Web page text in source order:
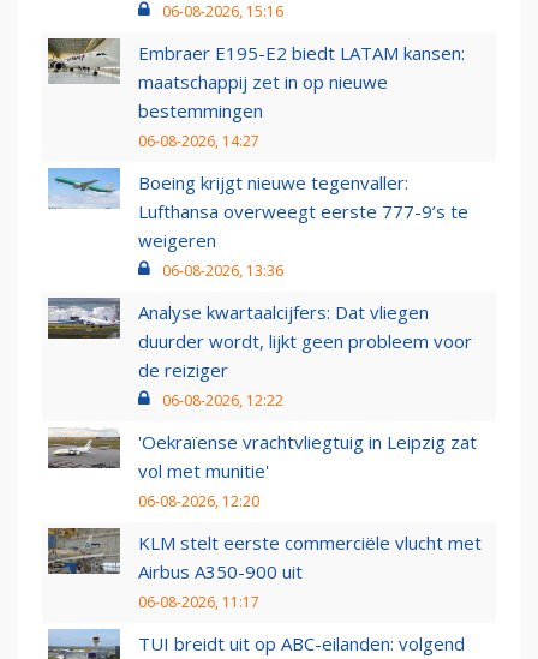
06-08-2026, 15:16
Embraer E195-E2 biedt LATAM kansen:
maatschappij zet in op nieuwe
bestemmingen
06-08-2026, 14:27
Boeing krijgt nieuwe tegenvaller:
Lufthansa overweegt eerste 777-9’s te
weigeren
06-08-2026, 13:36
Analyse kwartaalcijfers: Dat vliegen
duurder wordt, lijkt geen probleem voor
de reiziger
06-08-2026, 12:22
'Oekraïense vrachtvliegtuig in Leipzig zat
vol met munitie'
06-08-2026, 12:20
KLM stelt eerste commerciële vlucht met
Airbus A350-900 uit
06-08-2026, 11:17
TUI breidt uit op ABC-eilanden: volgend